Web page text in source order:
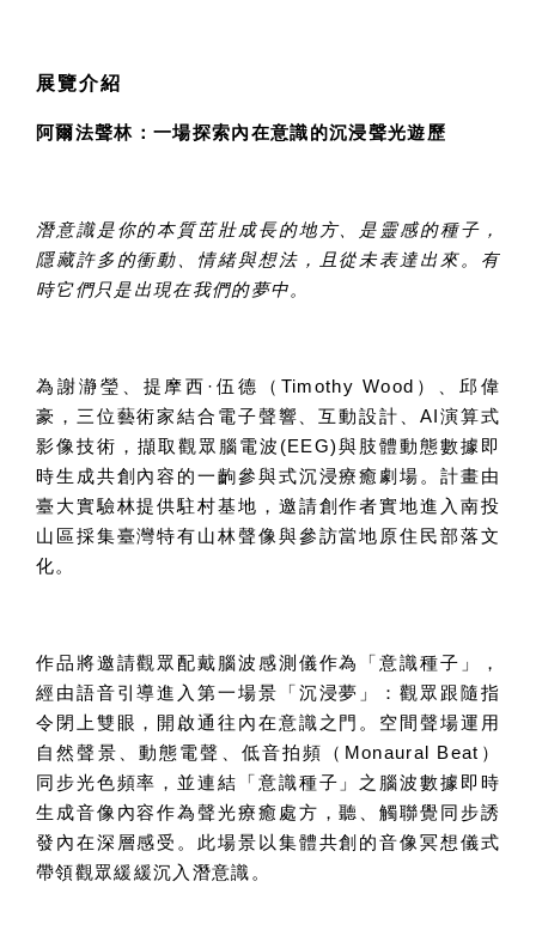
展覽介紹
阿爾法聲林：一場探索內在意識的沉浸聲光遊歷
潛意識是你的本質茁壯成長的地方、是靈感的種子，
隱藏許多的衝動、情緒與想法，且從未表達出來。有
時它們只是出現在我們的夢中。
為謝瀞瑩、提摩西·伍德（ Timothy Wood ）、邱偉
豪，三位藝術家結合電子聲響、互動設計、 AI 演算式
影像技術，擷取觀眾腦電波 (EEG)與肢體動態數據即
時生成共創內容的一齣參與式沉浸療癒劇場。計畫由
臺大實驗林提供駐村基地，邀請創作者實地進入南投
山區採集臺灣特有山林聲像與參訪當地原住民部落文
化。
作品將邀請觀眾配戴腦波感測儀作為「意識種子」，
經由語音引導進入第一場景「沉浸夢」：觀眾跟隨指
令閉上雙眼，開啟通往內在意識之門。空間聲場運用
自然聲景、動態電聲、低音拍頻（ Monaural Beat ）
同步光色頻率，並連結「意識種子」之腦波數據即時
生成音像內容作為聲光療癒處方，聽、觸聯覺同步誘
發內在深層感受。此場景以集體共創的音像冥想儀式
帶領觀眾緩緩沉入潛意識。